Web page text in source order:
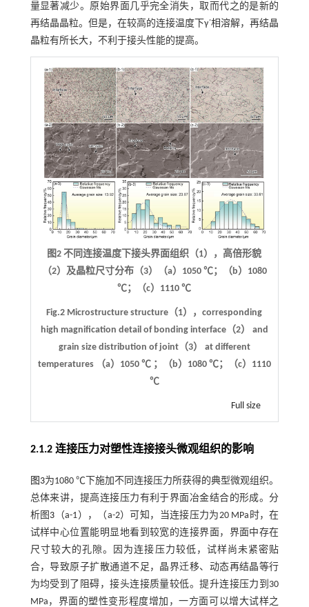
量显著减少。原始界面几乎完全消失，取而代之的是新的
再结晶晶粒。但是，在较高的连接温度下γ´相溶解，再结晶
晶粒有所长大，不利于接头性能的提高。
图2 不同连接温度下接头界面组织（1），高倍形貌
（2）及晶粒尺寸分布（3）（a）1050 ℃；（b）1080
℃；（c）1110 ℃
Fig.2 Microstructure structure（1），corresponding
high magnification detail of bonding interface（2） and
grain size distribution of joint（3） at different
temperatures （a）1050 ℃ ；（b）1080 ℃；（c）1110
℃
Full size
2.1.2 连接压力对塑性连接接头微观组织的影响
图3为1080 ℃下施加不同连接压力所获得的典型微观组织。
总体来讲，提高连接压力有利于界面冶金结合的形成。分
析图 3 （a-1），（a-2）可知，当连接压力为20 MPa时，在
试样中心位置能明显地看到较宽的连接界面，界面中存在
尺寸较大的孔隙。因为连接压力较低，试样尚未紧密贴
合，导致原子扩散通道不足，晶界迁移、动态再结晶等行
为均受到了阻碍，接头连接质量较低。提升连接压力到30
MPa，界面的塑性变形程度增加，一方面可以增大试样之